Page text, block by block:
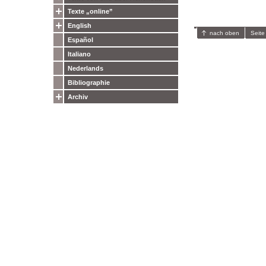
Texte „online”
English
Español
Italiano
Nederlands
Bibliographie
Archiv
nach oben Seite